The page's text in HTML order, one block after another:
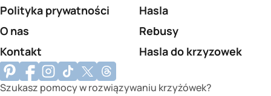
Polityka prywatności
O nas
Kontakt
Hasla
Rebusy
Hasla do krzyzowek
Szukasz pomocy w rozwiązywaniu krzyżówek?